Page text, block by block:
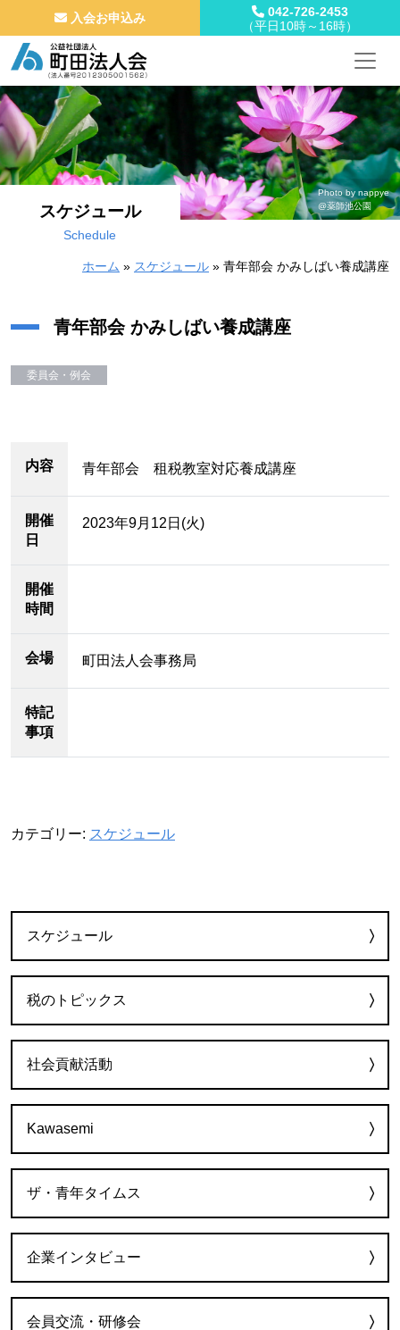
コンテンツへスキップ
メインナビゲーション
入会お申込み
042-726-2453
（平日10時～16時）
スケジュール
Schedule
Photo by nappye
@薬師池公園
ホーム » スケジュール » 青年部会 かみしばい養成講座
青年部会 かみしばい養成講座
委員会・例会
内容 青年部会 租税教室対応養成講座
開催
日
2023年9月12日(火)
開催
時間
会場 町田法人会事務局
特記
事項
カテゴリー: スケジュール
スケジュール
税のトピックス
社会貢献活動
Kawasemi
ザ・青年タイムス
企業インタビュー
会員交流・研修会